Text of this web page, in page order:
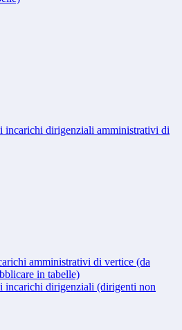
incarichi dirigenziali amministrativi di
amministrativi di vertice (da
in tabelle)
incarichi dirigenziali (dirigenti non